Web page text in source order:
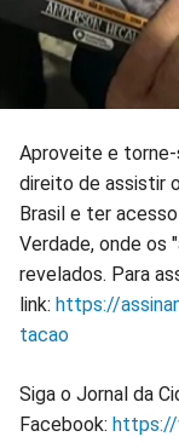
Aproveite e torne-
direito de assistir
Brasil e ter
Verdade, onde os
revelados. Para
link: https://
tacao
Siga o Jornal da
Facebook: https://